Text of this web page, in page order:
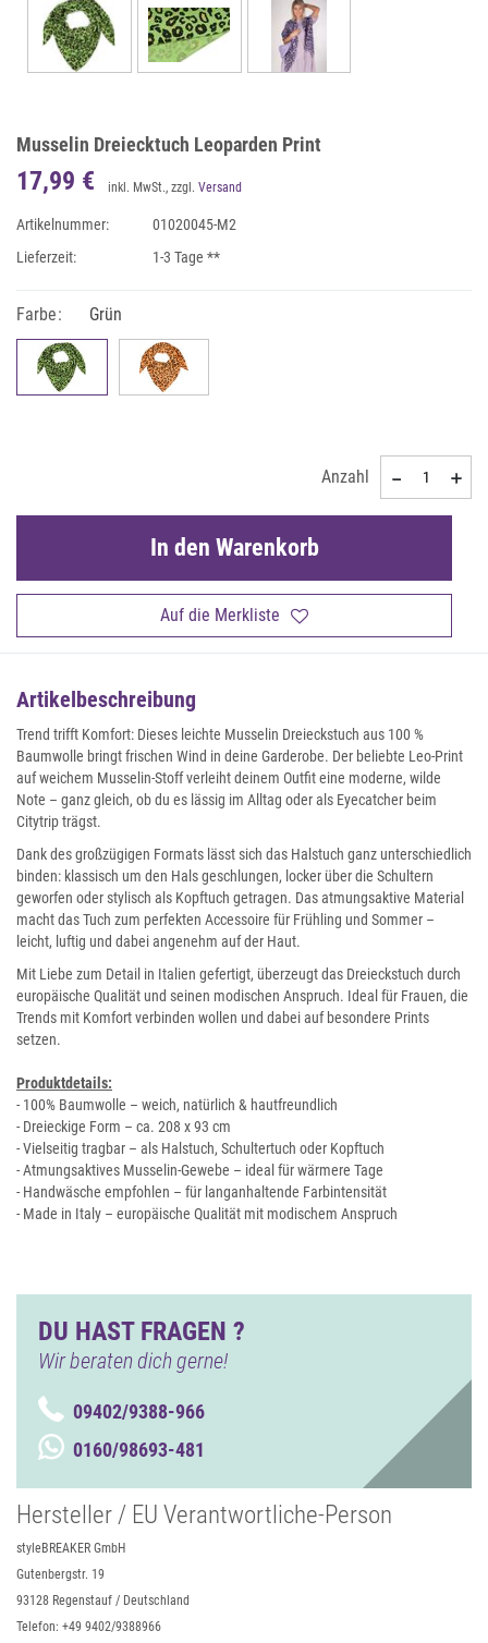
Musselin Dreiecktuch Leoparden Print
17,99 € inkl. MwSt., zzgl. Versand
Artikelnummer:
01020045-M2
Lieferzeit:
1-3 Tage **
Farbe: Grün
Anzahl
Auf die Merkliste
In den Warenkorb
Artikelbeschreibung
Trend trifft Komfort: Dieses leichte Musselin Dreieckstuch aus 100 %
Baumwolle bringt frischen Wind in deine Garderobe. Der beliebte Leo-Print
auf weichem Musselin-Stoff verleiht deinem Outfit eine moderne, wilde
Note – ganz gleich, ob du es lässig im Alltag oder als Eyecatcher beim
Citytrip trägst.
Dank des großzügigen Formats lässt sich das Halstuch ganz unterschiedlich
binden: klassisch um den Hals geschlungen, locker über die Schultern
geworfen oder stylisch als Kopftuch getragen. Das atmungsaktive Material
macht das Tuch zum perfekten Accessoire für Frühling und Sommer –
leicht, luftig und dabei angenehm auf der Haut.
Mit Liebe zum Detail in Italien gefertigt, überzeugt das Dreieckstuch durch
europäische Qualität und seinen modischen Anspruch. Ideal für Frauen, die
Trends mit Komfort verbinden wollen und dabei auf besondere Prints
setzen.
Produktdetails:
- 100% Baumwolle – weich, natürlich & hautfreundlich
- Dreieckige Form – ca. 208 x 93 cm
- Vielseitig tragbar – als Halstuch, Schultertuch oder Kopftuch
- Atmungsaktives Musselin-Gewebe – ideal für wärmere Tage
- Handwäsche empfohlen – für langanhaltende Farbintensität
- Made in Italy – europäische Qualität mit modischem Anspruch
DU HAST FRAGEN ?
Wir beraten dich gerne!
09402/9388-966
0160/98693-481
Hersteller / EU Verantwortliche-Person
styleBREAKER GmbH
Gutenbergstr. 19
93128 Regenstauf / Deutschland
Telefon: +49 9402/9388966